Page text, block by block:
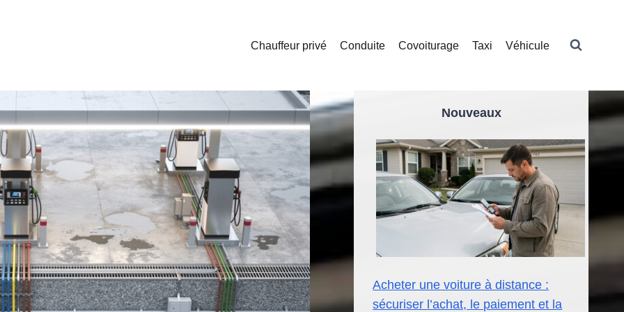
Chauffeur privé Conduite Covoiturage Taxi Véhicule
Nouveaux
Acheter une voiture à distance :
sécuriser l’achat, le paiement et la